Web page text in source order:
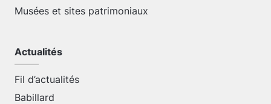
Musées et sites patrimoniaux
Actualités
Fil d’actualités
Babillard